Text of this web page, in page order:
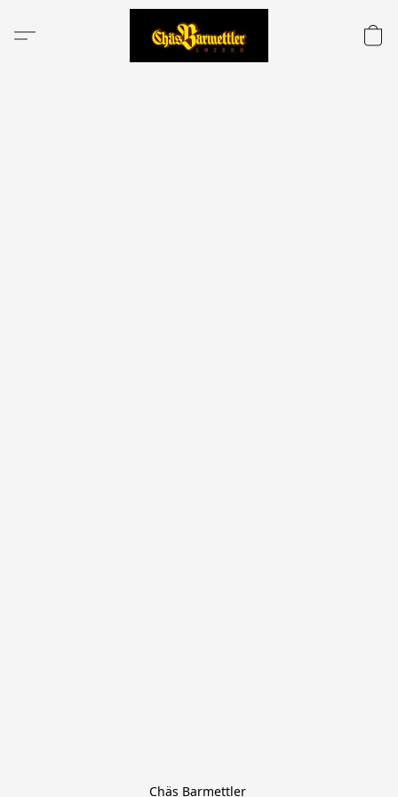
Chäs Barmettler